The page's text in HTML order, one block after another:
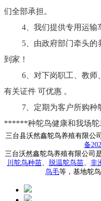
们全部承担。
4、我们提供专用运输车
5、由政府部门牵头的
到家！
6、对下岗职工、教师
有关证件 可优惠 。
7、定期为客户所购种鸵
******种鸵鸟健康和我场鸵
三台县沃然鑫鸵鸟养殖有限公司
备
三台沃然鑫鸵鸟养殖有限公司
川鸵鸟种苗、 脱温鸵鸟苗、 非
鸟毛等，基地鸵